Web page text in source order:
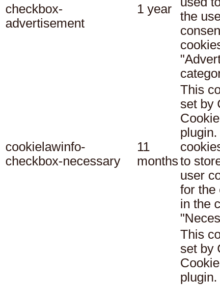
checkbox-
advertisement
1 year
the
cookielawinfo-
checkbox-necessary
11
months
This
set by
to
user
for the
in the
This
set by